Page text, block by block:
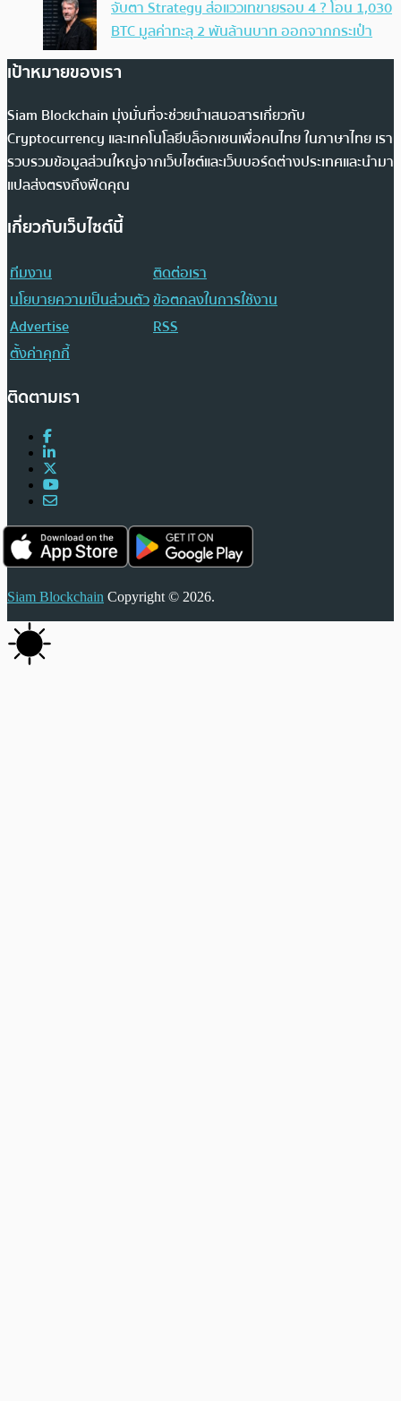
จับตา Strategy ส่อแววเทขายรอบ 4 ? โอน 1,030
BTC มูลค่าทะลุ 2 พันล้านบาท ออกจากกระเป๋า
เป้าหมายของเรา
Siam Blockchain มุ่งมั่นที่จะช่วยนำเสนอสารเกี่ยวกับ
Cryptocurrency และเทคโนโลยีบล็อกเชนเพื่อคนไทย ในภาษาไทย เรา
รวบรวมข้อมูลส่วนใหญ่จากเว็บไซต์และเว็บบอร์ดต่างประเทศและนำมา
แปลส่งตรงถึงฟีดคุณ
เกี่ยวกับเว็บไซต์นี้
ทีมงาน
ติดต่อเรา
นโยบายความเป็นส่วนตัวข้อตกลงในการใช้งาน
Advertise
RSS
ตั้งค่าคุกกี้
ติดตามเรา
Siam Blockchain Copyright © 2026.